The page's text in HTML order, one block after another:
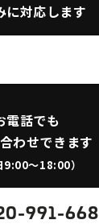
に対応します
電話でも
わせできます
9:00〜18:00）
991-668